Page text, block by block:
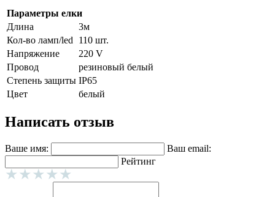
Параметры елки
Длина
3м
Кол-во ламп/led
110 шт.
Напряжение
220 V
Провод
резиновый белый
Степень защиты IP65
Цвет
белый
Написать отзыв
Ваше имя:
Ваш email:
Рейтинг